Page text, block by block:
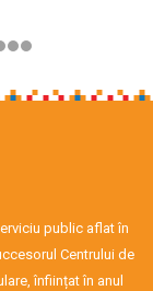
public aflat în
Centrului de
înființat în anul